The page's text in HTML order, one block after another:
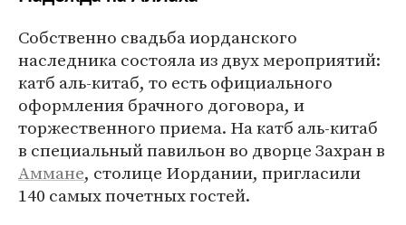
Собственно свадьба иорданского
наследника состояла из двух мероприятий:
катб аль-китаб, то есть официального
оформления брачного договора, и
торжественного приема. На катб аль-китаб
в специальный павильон во дворце Захран в
Аммане, столице Иордании, пригласили
140 самых почетных гостей.